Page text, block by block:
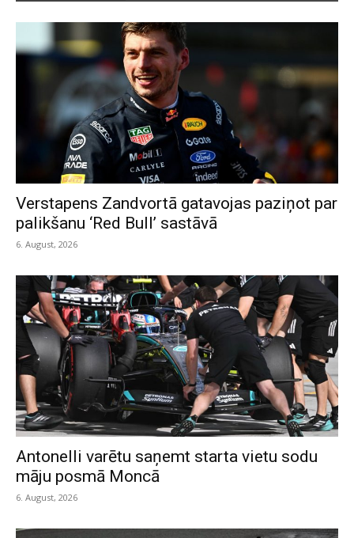
Verstapens Zandvortā gatavojas paziņot par
palikšanu ‘Red Bull’ sastāvā
6. August, 2026
Antonelli varētu saņemt starta vietu sodu
māju posmā Moncā
6. August, 2026